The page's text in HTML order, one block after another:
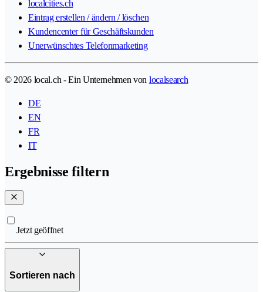
localcities.ch
Eintrag erstellen / ändern / löschen
Kundencenter für Geschäftskunden
Unerwünschtes Telefonmarketing
© 2026 local.ch - Ein Unternehmen von localsearch
DE
EN
FR
IT
Ergebnisse filtern
Jetzt geöffnet
Sortieren nach